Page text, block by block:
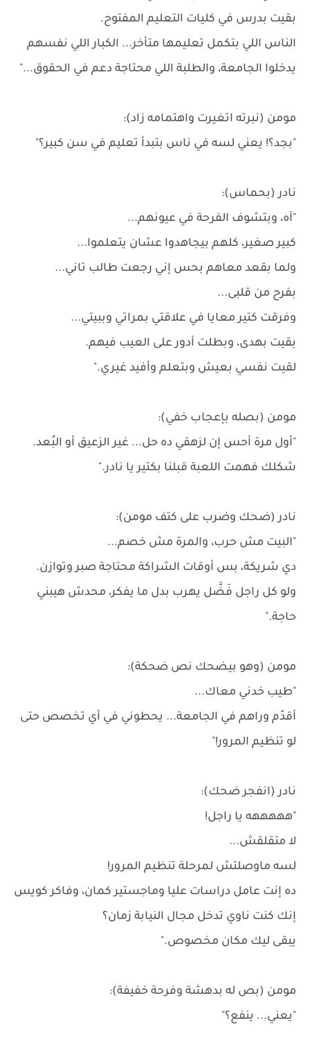
بقيت بدرس في كليات التعليم المفتوح.
الناس اللي بتكمل تعليمها متأخر... الكبار اللي نفسهم
يدخلوا الجامعة، والطلبة اللي محتاجة دعم في الحقوق..."
مومن (نبرته اتغيرت واهتمامه زاد):
"بجد؟! يعني لسه في ناس بتبدأ تعليم في سن كبير؟"
نادر (بحماس):
"آه، وبتشوف الفرحة في عيونهم...
كبير صغير، كلهم بيجاهدوا عشان يتعلموا...
ولما بقعد معاهم بحس إني رجعت طالب تاني...
بفرح من قلبى...
وفرقت كتير معايا في علاقتي بمراتي وببيتي...
بقيت بهدى، وبطلت أدور على العيب فيهم.
لقيت نفسي بعيش وبتعلم وأفيد غيري."
مومن (بصله بإعجاب خفي):
"أول مرة أحس إن لزهقي ده حل... غير الزعيق أو البُعد.
شكلك فهمت اللعبة قبلنا بكتير يا نادر."
نادر (ضحك وضرب على كتف مومن):
"البيت مش حرب، والمرة مش خصم...
دي شريكة، بس أوقات الشراكة محتاجة صبر وتوازن.
ولو كل راجل فَضَّل يهرب بدل ما يفكر، محدش هيبني
حاجة."
مومن (وهو بيضحك نص ضحكة):
"طيب خدني معاك...
أقدّم وراهم في الجامعة... يحطوني في أي تخصص حتى
لو تنظيم المرور!"
نادر (انفجر ضحك):
"هههههه يا راجل!
لا متقلقش...
لسه ماوصلتش لمرحلة تنظيم المرور!
ده إنت عامل دراسات عليا وماجستير كمان، وفاكر كويس
إنك كنت ناوي تدخل مجال النيابة زمان؟
يبقى ليك مكان مخصوص."
مومن (بص له بدهشة وفرحة خفيفة):
"يعني... ينفع؟"